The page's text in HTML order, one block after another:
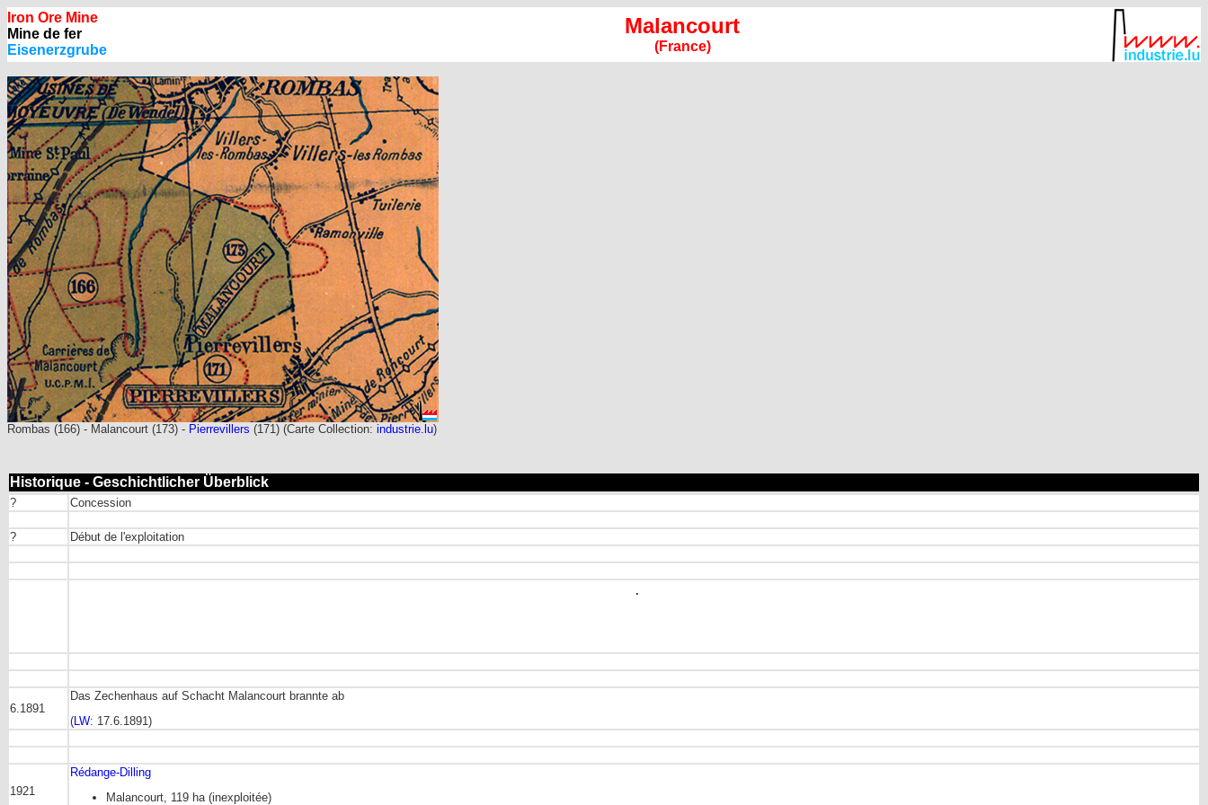
Iron Ore Mine
Mine de fer
Eisenerzgrube
Malancourt
(France)
Rombas (166) - Malancourt (173) - Pierrevillers (171) (Carte Collection: industrie.lu)
Historique - Geschichtlicher Überblick
? Concession
? Début de l'exploitation
.
6.1891
Das Zechenhaus auf Schacht Malancourt brannte ab
(LW: 17.6.1891)
1921
Rédange-Dilling
Malancourt, 119 ha (inexploitée)